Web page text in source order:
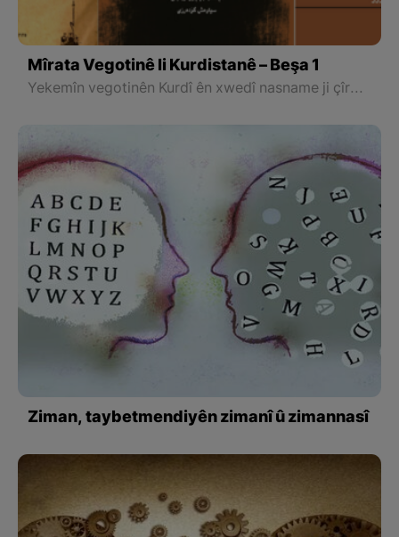
Mîrata Vegotinê li Kurdistanê – Beşa 1
Yekemîn vegotinên Kurdî ên xwedî nasname ji çîroka dirêj a "Mijara Wîjdan – Meseleyî Wîjdan" a Ehmed Muxtar Caf û "Di xewna min de – Le Xewma" ya Cemîl Saîb destpê dike û digihêje berhemê nivîskarên wek "Erebê Şemo, Ibrahîm Ehmed, Hisên Arif, Ebdula Serac, Rehîm Qazî û Fetah Emîrî".
Ziman, taybetmendiyên zimanî û zimannasî